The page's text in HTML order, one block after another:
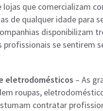
lojas que comercializam
de qualquer idade para
disponibilizam
profissionais se sentirem
eletrodomésticos – As
roupas,
contratar